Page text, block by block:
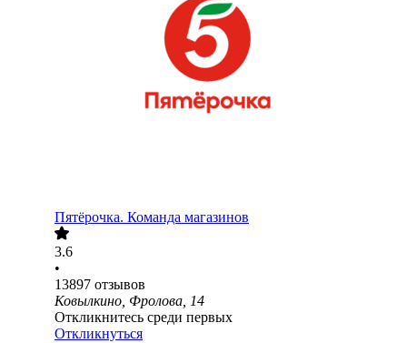
Пятёрочка. Команда магазинов
3.6
•
13897 отзывов
Ковылкино, Фролова, 14
Откликнитесь среди первых
Откликнуться